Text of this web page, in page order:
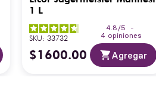
1 L
4.8/5
-
4 opiniones
SKU:33732
$1600.00 Agregar